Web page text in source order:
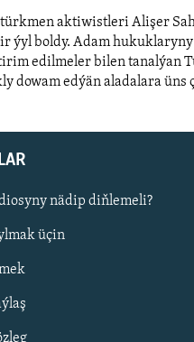
aktiwistleri Alişer
ýyl boldy. Adam
edilmeler bilen tanalýan
dowam edýän aladalara üns
nädip diňlemeli?
üçin